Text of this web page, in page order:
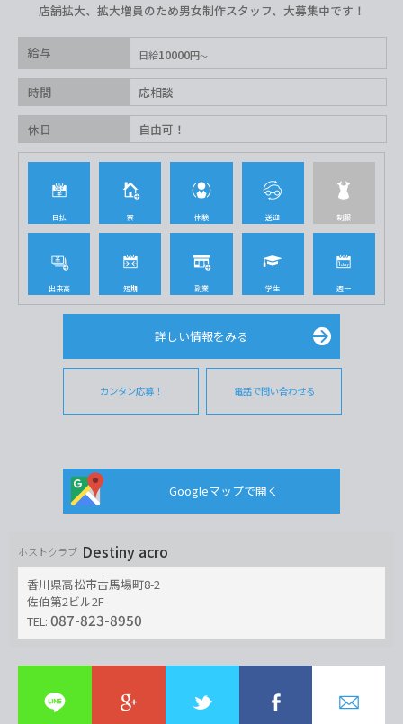
店舗拡大、拡大増員のため男女制作スタッフ、大募集中です！
給与 日給10000円
時間 応相談
休日 自由可！
日払 寮 体験 送迎 制服
出来高 短期 副業 学生 週一
詳しい情報をみる
カンタン応募！ 電話で問い合わせる
Googleマップで開く
ホストクラブ Destiny acro
香川県高松市古馬場町8-2
佐伯第2ビル2F
TEL: 087-823-8950